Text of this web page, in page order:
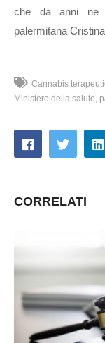
che da anni ne
palermitana
Cannabis
Ministero della salute
CORRELATI